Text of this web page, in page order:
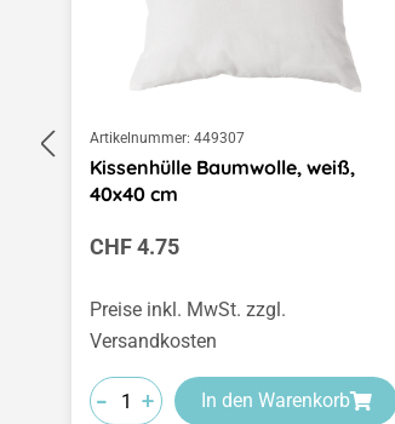
Artikelnummer: 449307
Kissenhülle Baumwolle, weiß,
40x40 cm
Regulärer Preis:
CHF 4.75
Preise inkl. MwSt. zzgl.
Versandkosten
-
-
- +
+
+ In den Warenkorb